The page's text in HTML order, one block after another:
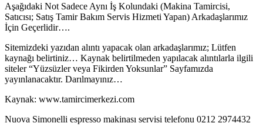
Aşağıdaki Not Sadece Aynı İş Kolundaki (Makina Tamircisi,
Satıcısı; Satış Tamir Bakım Servis Hizmeti Yapan) Arkadaşlarımız
İçin Geçerlidir….
Sitemizdeki yazıdan alıntı yapacak olan arkadaşlarımız; Lütfen
kaynağı belirtiniz… Kaynak belirtilmeden yapılacak alıntılarla ilgili
siteler “Yüzsüzler veya Fikirden Yoksunlar” Sayfamızda
yayınlanacaktır. Darılmayınız…
Kaynak: www.tamircimerkezi.com
Nuova Simonelli espresso makinası servisi telefonu 0212 2974432